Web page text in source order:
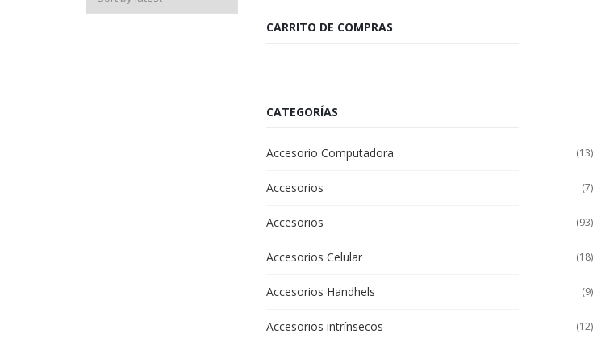
CARRITO DE COMPRAS
CATEGORÍAS
Accesorio Computadora (13)
Accesorios (7)
Accesorios (93)
Accesorios Celular (18)
Accesorios Handhels (9)
Accesorios intrínsecos (12)